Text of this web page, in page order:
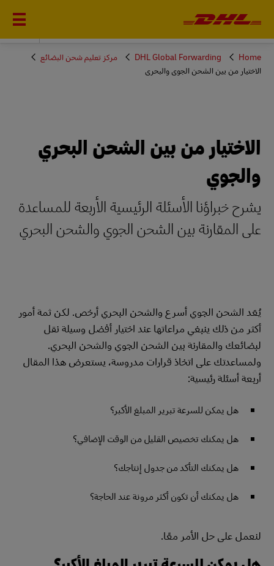
DHL GLOBAL FORWARDING
You
are
here
Home
DHL Global Forwarding
مركز تعليم شحن البضائع
الاختيار من بين الشحن الجوي والبحري
الاختيار من بين الشحن البحري
والجوي
يشرح خبراؤنا الأسئلة الرئيسية الأربعة للمساعدة
على المقارنة بين الشحن الجوي والشحن البحري
يُعَد الشحن الجوي أسرع والشحن البحري أرخص. لكن ثمة أمور
أكثر من ذلك ينبغي مراعاتها عند اختيار أفضل وسيلة نقل
لبضائعك والمقارنة بين الشحن الجوي والشحن البحري.
ولمساعدتك على اتخاذ قرارات مدروسة، يستعرض هذا المقال
أربعة أسئلة رئيسية:
هل يمكن للسرعة تبرير المبلغ الأكبر؟
هل يمكنك تخصيص القليل من الوقت الإضافي؟
هل يمكنك التأكد من جدول إنتاجك؟
هل يمكنك أن تكون أكثر مرونة عند الحاجة؟
لنعمل على حل الأمر معًا.